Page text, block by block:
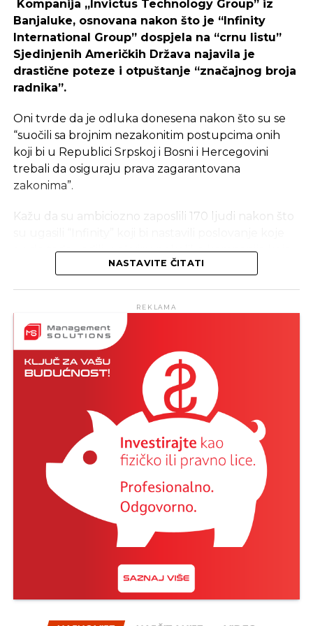
Ulaganje u coworking prostor u Čapljini moglo bi
postati ključan korak prema stvaranju napredne
poslovne klime, privlačenju novih profesionalaca te
nove projekte i lokalnu ekonomiju.
Kompanija „Invictus Technology Group” iz
Banjaluke, osnovana nakon što je “Infinity
International Group” dospjela na “crnu listu”
Sjedinjenih Američkih Država najavila je
drastične poteze i otpuštanje “značajnog broja
radnika”.
Oni tvrde da je odluka donesena nakon što su se
“suočili sa brojnim nezakonitim postupcima onih
koji bi u Republici Srpskoj i Bosni i Hercegovini
trebali da osiguraju prava zagarantovana
zakonima”.
Kažu da su ambiciozno zaposlili 170 ljudi nakon što
su do tada vodili u okviru nekoliko kompanija koje
su se 18. juna i ranije našle pod sankcijama.
praviti probleme i da će im otvoriti račune, ali da je
podrška izostala.
“Bez obzira što se prvobitno činilo da ćemo
kod banaka bez većih problema otvoriti
račune, te završiti i sve druge neophodne
aktivnosti kod drugih relevantnih institucija,
ipak smo naišli na ozbiljne prepreke koje nas
sprečavaju da ostvarimo započeti plan.
Podrška je izostala, prije svega, od banaka koje
nisu bile spremne da postupe po zakonu.
Nakon ogromnog pritiska Ambasade SAD u
Sarajevu, a u strahu od narednih poteza
američke administracije i novih sankcija, banke
su ignorisale naša nastojanja da kao nova
kompanija dobijemo polazne elemente
neophodne za normalno poslovanje. Zbog
ovakvog nerazumijevanja teško možemo da
NASTAVITE ČITATI
REKLAMA